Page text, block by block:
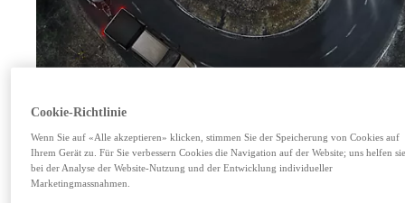
Cookie-Richtlinie
Wenn Sie auf «Alle akzeptieren» klicken, stimmen Sie der Speicherung von Cookies auf
Ihrem Gerät zu. Für Sie verbessern Cookies die Navigation auf der Website; uns helfen
bei der Analyse der Website-Nutzung und der Entwicklung individueller
Marketingmassnahmen.